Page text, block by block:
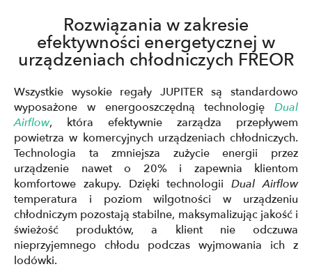
Rozwiązania w zakresie
efektywności energetycznej w
urządzeniach chłodniczych FREOR
Wszystkie wysokie regały JUPITER są standardowo
wyposażone w energooszczędną technologię Dual
Airflow, która efektywnie zarządza przepływem
powietrza w komercyjnych urządzeniach chłodniczych.
Technologia ta zmniejsza zużycie energii przez
urządzenie nawet o 20% i zapewnia klientom
komfortowe zakupy. Dzięki technologiiDual Airflow
temperatura i poziom wilgotności w urządzeniu
chłodniczym pozostają stabilne, maksymalizując jakość i
świeżość produktów, a klient nie odczuwa
nieprzyjemnego chłodu podczas wyjmowania ich z
lodówki.